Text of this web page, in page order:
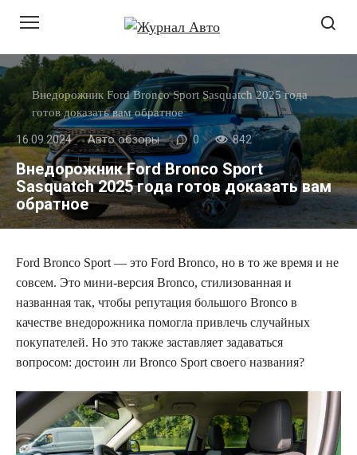
контенту
Внедорожник Ford Bronco Sport Sasquatch 2025 года
готов доказать вам обратное
16.09.2024 Авто обзоры 0 842
Внедорожник Ford Bronco Sport
Sasquatch 2025 года готов доказать вам
обратное
Ford Bronco Sport — это Ford Bronco, но в то же время и не
совсем. Это мини-версия Bronco, стилизованная и
названная так, чтобы репутация большого Bronco в
качестве внедорожника помогла привлечь случайных
покупателей. Но это также заставляет задаваться
вопросом: достоин ли Bronco Sport своего названия?